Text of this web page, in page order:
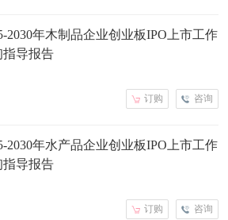
2030年木制品企业创业板IPO上市工作
指导报告
咨询
订购
2030年水产品企业创业板IPO上市工作
指导报告
咨询
订购